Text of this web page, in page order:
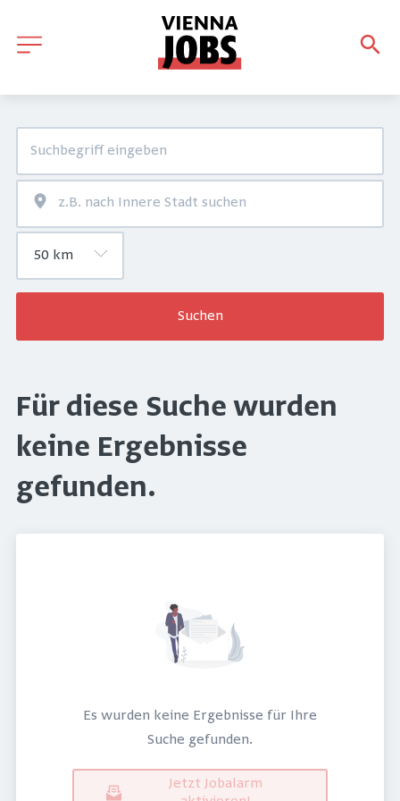
Suchen
Für diese Suche wurden
keine Ergebnisse
gefunden.
Es wurden keine Ergebnisse für Ihre
Suche gefunden.
Jetzt Jobalarm